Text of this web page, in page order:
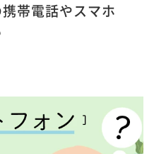
携帯電話やスマホ